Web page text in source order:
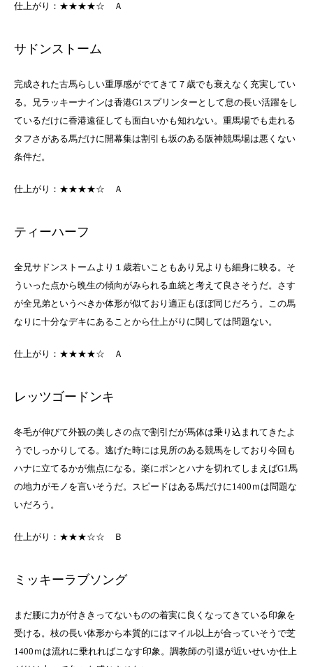
仕上がり：★★★★☆ Ａ
サドンストーム
完成された古馬らしい重厚感がでてきて７歳でも衰えなく充実してい
る。兄ラッキーナインは香港G1スプリンターとして息の長い活躍をし
ているだけに香港遠征しても面白いかも知れない。重馬場でも走れる
タフさがある馬だけに開幕集は割引も坂のある阪神競馬場は悪くない
条件だ。
仕上がり：★★★★☆ Ａ
ティーハーフ
全兄サドンストームより１歳若いこともあり兄よりも細身に映る。そ
ういった点から晩生の傾向がみられる血統と考えて良さそうだ。さす
が全兄弟というべきか体形が似ており適正もほぼ同じだろう。この馬
なりに十分なデキにあることから仕上がりに関しては問題ない。
仕上がり：★★★★☆ Ａ
レッツゴードンキ
冬毛が伸びて外観の美しさの点で割引だが馬体は乗り込まれてきたよ
うでしっかりしてる。逃げた時には見所のある競馬をしており今回も
ハナに立てるかが焦点になる。楽にポンとハナを切れてしまえばG1馬
の地力がモノを言いそうだ。スピードはある馬だけに1400ｍは問題な
いだろう。
仕上がり：★★★☆☆ Ｂ
ミッキーラブソング
まだ腰に力が付ききってないものの着実に良くなってきている印象を
受ける。枝の長い体形から本質的にはマイル以上が合っていそうで芝
1400ｍは流れに乗れればこなす印象。調教師の引退が近いせいか仕上